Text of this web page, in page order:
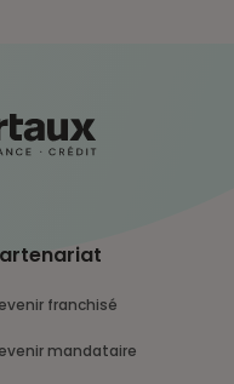
Devenir franchisé
Devenir mandataire